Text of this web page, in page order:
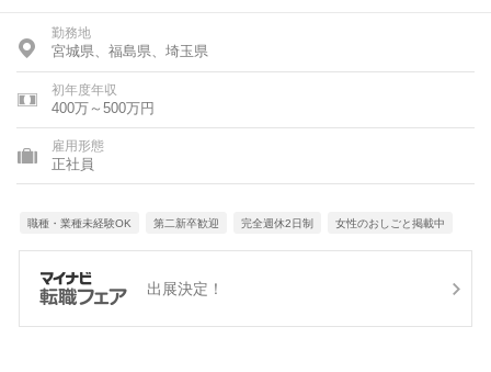
勤務地
宮城県、福島県、埼玉県
初年度年収
400万～500万円
雇用形態
正社員
職種・業種未経験OK 第二新卒歓迎 完全週休2日制 女性のおしごと掲載中
出展決定！